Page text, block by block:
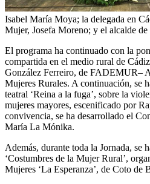
Isabel María Moya; la delegada en
Mujer, Josefa Moreno; y el alcalde
El programa ha continuado con la
compartida en el medio rural de
González Ferreiro, de FADEMUR–
Mujeres Rurales. A continuación, se
teatral ‘Reina a la fuga’, sobre la
mujeres mayores, escenificado por
convivencia, se ha desarrollado el
María La Mónika.
Además, durante toda la Jornada, se
‘Costumbres de la Mujer Rural’,
Mujeres ‘La Esperanza’, de Coto de